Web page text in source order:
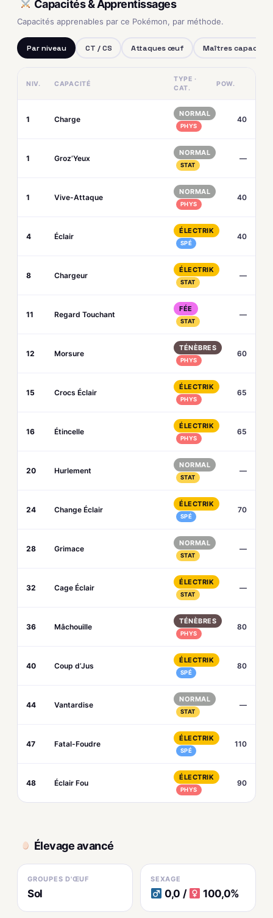
Capacités & Apprentissages
Capacités apprenables par ce Pokémon, par méthode.
Par niveau CT / CS Attaques œuf Maîtres capacités
NIV. CAPACITÉ
TYPE ·
CAT.
POW.
1 Charge
NORMAL
PHYS
40
1 Groz’Yeux
NORMAL
STAT
—
1 Vive-Attaque
NORMAL
PHYS
40
4 Éclair
ÉLECTRIK
SPÉ
40
8 Chargeur
ÉLECTRIK
STAT
—
11 Regard Touchant
FÉE
STAT
—
12 Morsure
TÉNÈBRES
PHYS
60
15 Crocs Éclair
ÉLECTRIK
PHYS
65
16 Étincelle
ÉLECTRIK
PHYS
65
20 Hurlement
NORMAL
STAT
—
24 Change Éclair
ÉLECTRIK
SPÉ
70
28 Grimace
NORMAL
STAT
—
32 Cage Éclair
ÉLECTRIK
STAT
—
36 Mâchouille
TÉNÈBRES
PHYS
80
40 Coup d’Jus
ÉLECTRIK
SPÉ
80
44 Vantardise
NORMAL
STAT
—
47 Fatal-Foudre
ÉLECTRIK
SPÉ
110
48 Éclair Fou
ÉLECTRIK
PHYS
90
Élevage avancé
GROUPES D'ŒUF
Sol
SEXAGE
0,0 / 100,0%